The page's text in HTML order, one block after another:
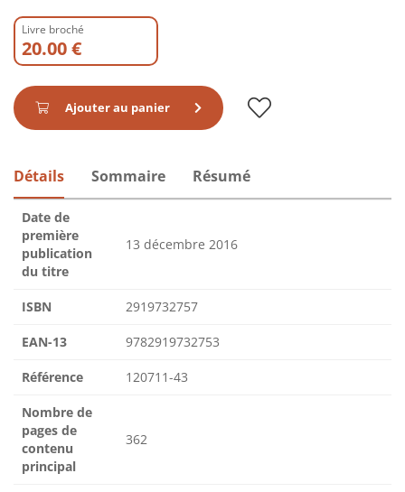
Livre broché
20.00 €
Ajouter au panier
Détails Sommaire Résumé
Date de
première
publication
du titre
13 décembre 2016
ISBN 2919732757
EAN-13 9782919732753
Référence 120711-43
Nombre de
pages de
contenu
principal
362